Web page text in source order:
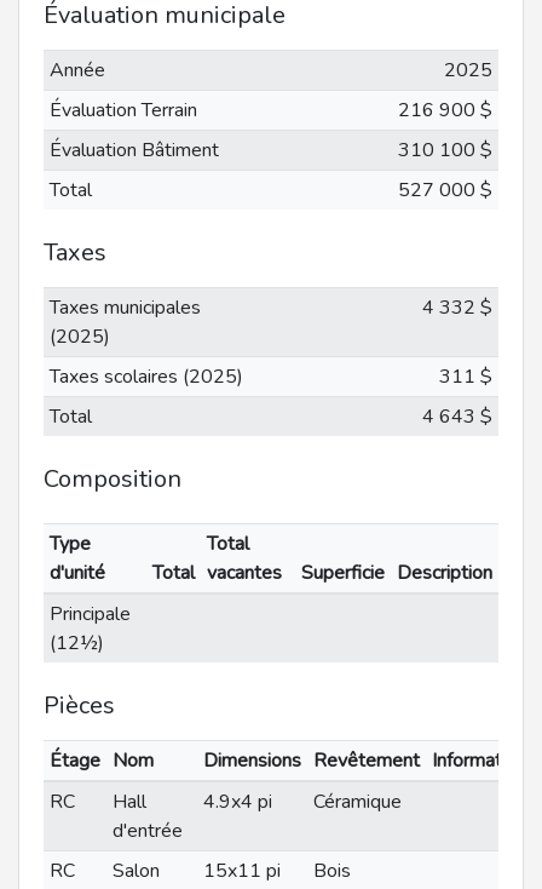
Évaluation municipale
Année
2025
Évaluation Terrain
216 900 $
Évaluation Bâtiment
310 100 $
Total
527 000 $
Taxes
Taxes municipales
(2025)
4 332 $
Taxes scolaires (2025)
311 $
Total
4 643 $
Composition
Type
d'unité
Total
Total
vacantes
Superficie Description
Principale
(12½)
Pièces
Étage Nom Dimensions Revêtement Informations
RC
Hall
d'entrée
4.9x4 pi Céramique
RC Salon 15x11 pi
Bois